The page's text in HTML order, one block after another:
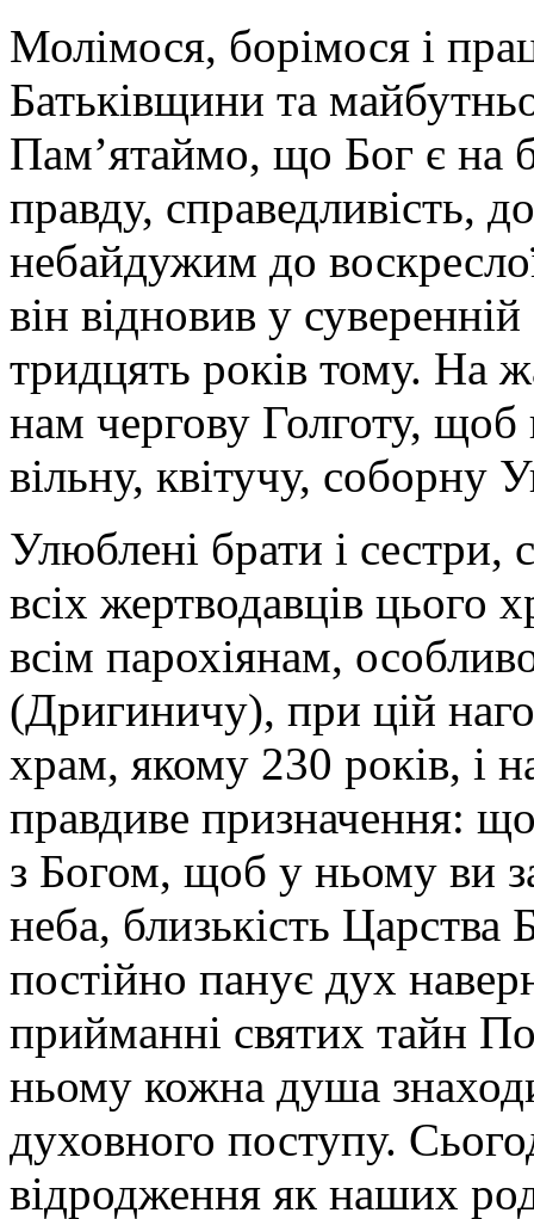
Молімося, борімося і
Батьківщини та
Пам’ятаймо, що Бог є на
правду, справедливість,
небайдужим до
він відновив у
тридцять років тому. На
нам чергову Голготу,
вільну, квітучу, соборну
Улюблені брати і сестри,
всіх жертводавців
всім парохіянам,
(Дригиничу), при цій
храм, якому 230 років, і
правдиве призначення:
з Богом, щоб у ньому ви
неба, близькість
постійно панує дух
прийманні святих тайн
ньому кожна душа
духовного поступу.
відродження як наших